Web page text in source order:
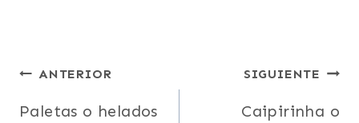
Navegación
de
ANTERIOR
Paletas o helados
SIGUIENTE
Caipirinha o